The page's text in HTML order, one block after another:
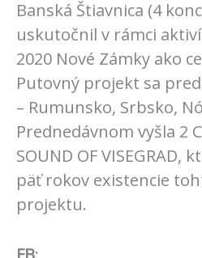
Banská Štiavnica (4
uskutočnil v rámci
2020 Nové Zámky ako
Putovný projekt sa
– Rumunsko, Srbsko,
Prednedávnom vyšla 2
SOUND OF VISEGRAD,
päť rokov existencie
projektu.